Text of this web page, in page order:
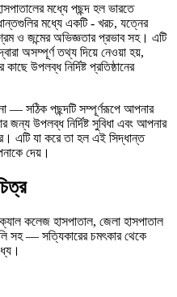
মধ্যে পছন্দ হল ভারতে
মধ্যে একটি - খরচ, যত্নের
শ্রম ও জন্মের অভিজ্ঞতার প্রভাব সহ। এটি
অসম্পূর্ণ তথ্য দিয়ে নেওয়া হয়,
উপলব্ধ নির্দিষ্ট প্রতিষ্ঠানের
না — সঠিক পছন্দটি সম্পূর্ণরূপে আপনার
জন্য উপলব্ধ নির্দিষ্ট সুবিধা এবং আপনার
এটি যা করে তা হল এই সিদ্ধান্ত
দেয়।
কলেজ হাসপাতাল, জেলা হাসপাতাল
সহ — সত্যিকারের চমৎকার থেকে